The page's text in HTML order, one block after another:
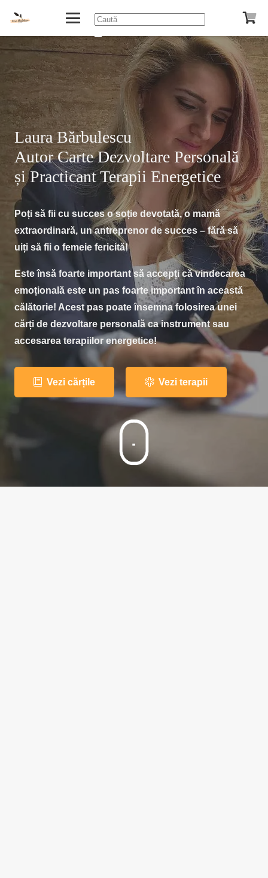
Laura Bărbulescu
Autor Carte Dezvoltare Personală
și Practicant Terapii Energetice
Poți să fii cu succes o soție devotată, o mamă
extraordinară, un antreprenor de succes – fără să
uiți să fii o femeie fericită!
Este însă foarte important să accepți că vindecarea
emoțională este un pas foarte important în această
călătorie! Acest pas poate însemna folosirea unei
cărți de dezvoltare personală ca instrument sau
accesarea terapiilor energetice!
Vezi cărțile Vezi terapii